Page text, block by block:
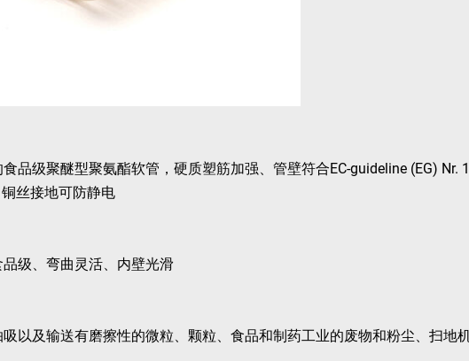
品级聚醚型聚氨酯软管，硬质塑筋加强、管壁符合EC-guideline (EG)
丝接地可防静电
级、弯曲灵活、内壁光滑
以及输送有磨擦性的微粒、颗粒、食品和制药工业的废物和粉尘、扫地